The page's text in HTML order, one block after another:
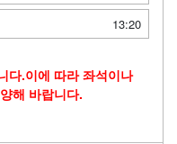
13:20
다.이에 따라 좌석이나
해 바랍니다.